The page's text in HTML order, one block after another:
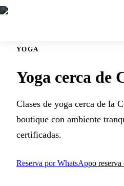
YOGA
Yoga cerca de
Clases de yoga cerca de la
boutique con ambiente
certificadas.
Reserva por WhatsAppo reserva